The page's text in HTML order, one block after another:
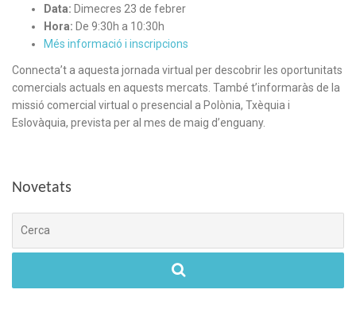
Data: Dimecres 23 de febrer
Hora: De 9:30h a 10:30h
Més informació i inscripcions
Connecta’t a aquesta jornada virtual per descobrir les oportunitats
comercials actuals en aquests mercats. També t’informaràs de la
missió comercial virtual o presencial a Polònia, Txèquia i
Eslovàquia, prevista per al mes de maig d’enguany.
Novetats